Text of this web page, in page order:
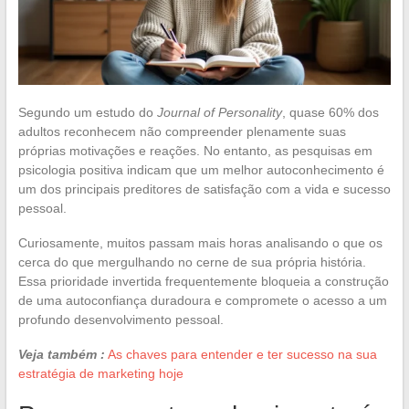
Segundo um estudo do Journal of Personality, quase 60% dos
adultos reconhecem não compreender plenamente suas
próprias motivações e reações. No entanto, as pesquisas em
psicologia positiva indicam que um melhor autoconhecimento é
um dos principais preditores de satisfação com a vida e sucesso
pessoal.
Curiosamente, muitos passam mais horas analisando o que os
cerca do que mergulhando no cerne de sua própria história.
Essa prioridade invertida frequentemente bloqueia a construção
de uma autoconfiança duradoura e compromete o acesso a um
profundo desenvolvimento pessoal.
Veja também : As chaves para entender e ter sucesso na sua
estratégia de marketing hoje